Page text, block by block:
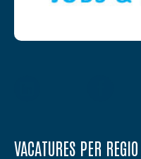
VACATURES PER REGIO